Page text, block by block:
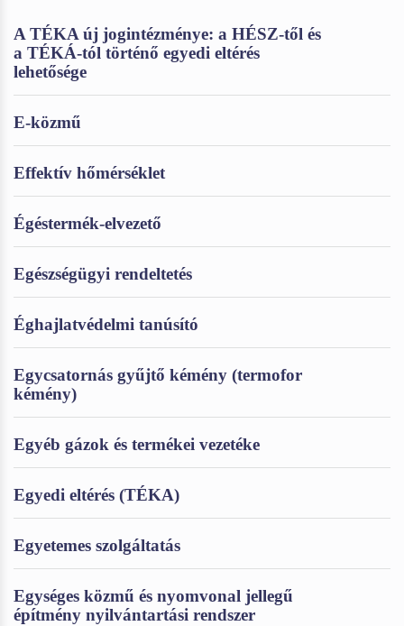
A TÉKA új jogintézménye: a HÉSZ-től és
a TÉKÁ-tól történő egyedi eltérés
lehetősége
E-közmű
Effektív hőmérséklet
Égéstermék-elvezető
Egészségügyi rendeltetés
Éghajlatvédelmi tanúsító
Egycsatornás gyűjtő kémény (termofor
kémény)
Egyéb gázok és termékei vezetéke
Egyedi eltérés (TÉKA)
Egyetemes szolgáltatás
Egységes közmű és nyomvonal jellegű
építmény nyilvántartási rendszer